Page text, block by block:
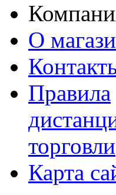
О
Правила
торговли
Карта